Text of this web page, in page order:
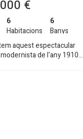
€
6
Habitacions
6
Banys
aquest espectacular
de l'any 1910